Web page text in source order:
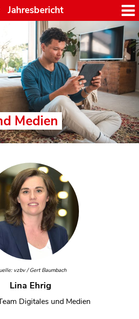
Jahresbericht
Medien
vzbv / Gert Baumbach
Lina Ehrig
Digitales und Medien